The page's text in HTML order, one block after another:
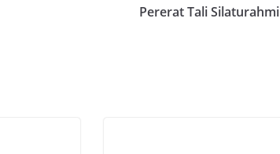
Pererat Tali Silaturahmi